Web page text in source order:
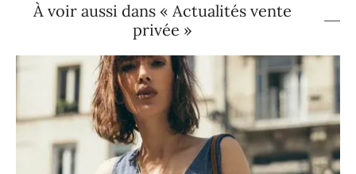
À voir aussi dans « Actualités vente
privée »